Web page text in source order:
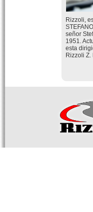
Rizzoli,
señor
1951.
esta
Rizzoli Z.